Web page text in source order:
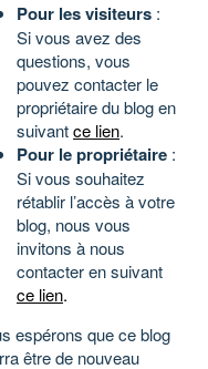
Pour les visiteurs :
Si vous avez des
questions, vous
pouvez contacter le
propriétaire du blog en
suivantce lien.
Pour le propriétaire :
Si vous souhaitez
rétablir l’accès à votre
blog, nous vous
invitons à nous
contacter en suivant
ce lien.
espérons que ce blog
être de nouveau